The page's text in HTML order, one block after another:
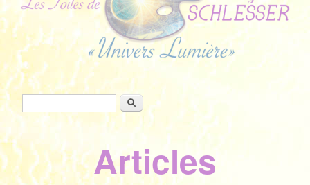
Formulaire de recherche
Rechercher
Articles